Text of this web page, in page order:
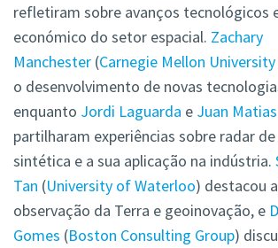
refletiram sobre avanços tecnológicos
económico do setor espacial. Zachary
Manchester (Carnegie Mellon University
o desenvolvimento de novas
enquanto Jordi Laguarda e Juan
partilharam experiências sobre radar
sintética e a sua aplicação na indústria.
Tan (University of Waterloo) destacou
observação da Terra e geoinovação, e
Gomes (Boston Consulting Group)